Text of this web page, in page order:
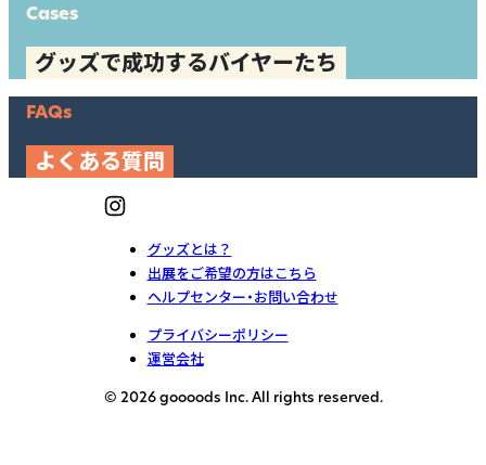
Cases
グッズで成功するバイヤーたち
FAQs
よくある質問
グッズとは？
出展をご希望の方はこちら
ヘルプセンター・お問い合わせ
プライバシーポリシー
運営会社
© 2026 goooods Inc. All rights reserved.